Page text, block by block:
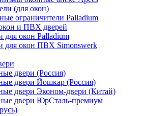
(для окон)
ограничители Palladium
и ПВХ дверей
для окон Palladium
для окон ПВХ Simonswerk
двери (Россия)
двери Йошкар (Россия)
двери Эконом-двери (Китай)
двери ЮрСталь-премиум